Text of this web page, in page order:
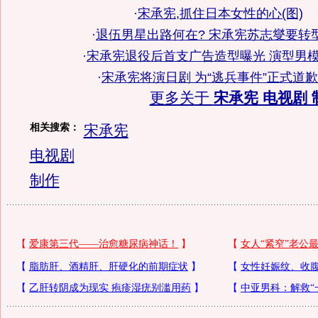
·宋承宪,抓住日本女性的心(图)
·退伍男星出路何在? 宋承宪苏志燮要转
·宋承宪退役后首支广告造型曝光 演型男
·宋承宪将演日剧 为“逃兵事件”正式道
更多关于 宋承宪 电视剧
相关搜索：
宋承宪
电视剧
制作